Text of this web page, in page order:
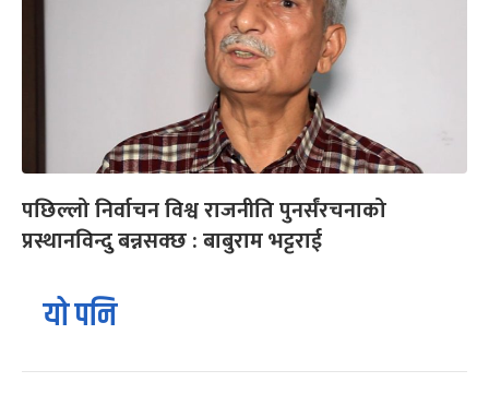
पछिल्लो निर्वाचन विश्व राजनीति पुनर्संरचनाको
प्रस्थानविन्दु बन्नसक्छ : बाबुराम भट्टराई
यो पनि